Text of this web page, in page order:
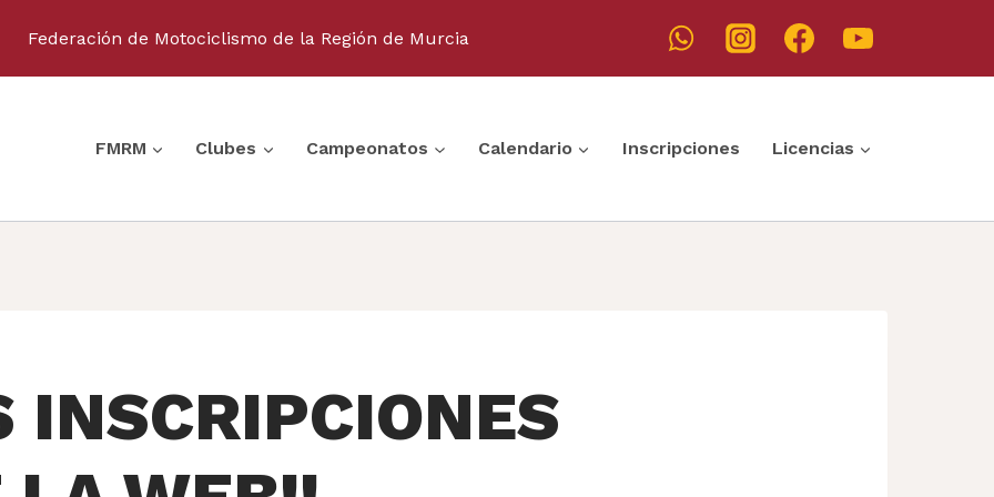
Federación de Motociclismo de la Región de Murcia
FMRM Clubes Campeonatos Calendario Inscripciones Licencias
INSCRIPCIONES